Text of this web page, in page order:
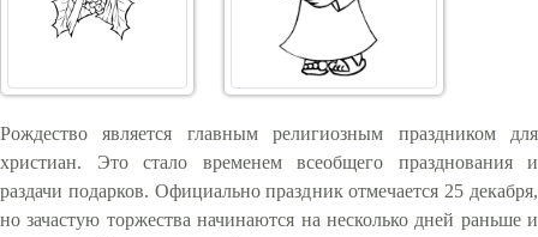
Рождество является главным религиозным праздником для
христиан. Это стало временем всеобщего празднования и
раздачи подарков. Официально праздник отмечается 25 декабря,
но зачастую торжества начинаются на несколько дней раньше и